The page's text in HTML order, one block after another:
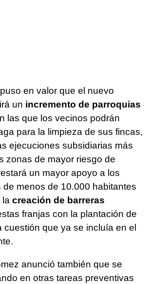
en valor que el nuevo
un incremento de parroquias
las que los vecinos podrán
para la limpieza de sus fincas,
ejecuciones subsidiarias más
zonas de mayor riesgo de
un mayor apoyo a los
de menos de 10.000 habitantes
la creación de barreras
franjas con la plantación de
cuestión que ya se incluía en el
anunció también que se
en otras tareas preventivas